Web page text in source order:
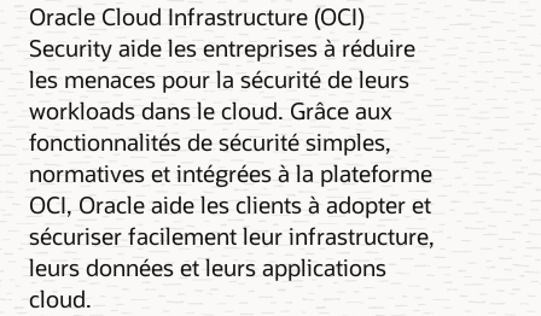
Oracle Cloud Infrastructure (OCI)
Security aide les entreprises à réduire
les menaces pour la sécurité de leurs
workloads dans le cloud. Grâce aux
fonctionnalités de sécurité simples,
normatives et intégrées à la plateforme
OCI, Oracle aide les clients à adopter et
sécuriser facilement leur infrastructure,
leurs données et leurs applications
cloud.